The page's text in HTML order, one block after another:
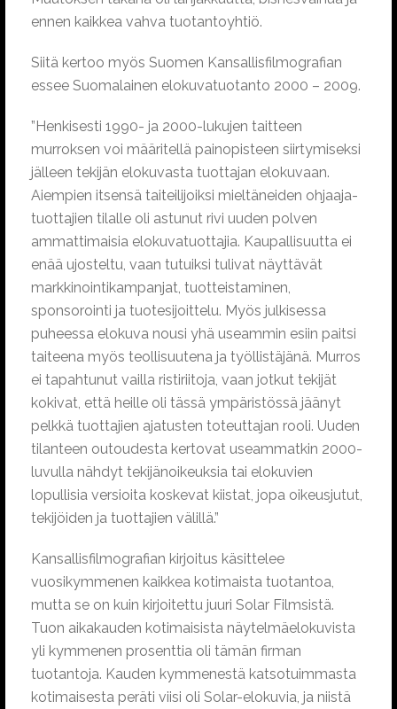
ennen kaikkea vahva tuotantoyhtiö.
Siitä kertoo myös Suomen Kansallisfilmografian
essee Suomalainen elokuvatuotanto 2000 – 2009.
”Henkisesti 1990- ja 2000-lukujen taitteen
murroksen voi määritellä painopisteen siirtymiseksi
jälleen tekijän elokuvasta tuottajan elokuvaan.
Aiempien itsensä taiteilijoiksi mieltäneiden ohjaaja-
tuottajien tilalle oli astunut rivi uuden polven
ammattimaisia elokuvatuottajia. Kaupallisuutta ei
enää ujosteltu, vaan tutuiksi tulivat näyttävät
markkinointikampanjat, tuotteistaminen,
sponsorointi ja tuotesijoittelu. Myös julkisessa
puheessa elokuva nousi yhä useammin esiin paitsi
taiteena myös teollisuutena ja työllistäjänä. Murros
ei tapahtunut vailla ristiriitoja, vaan jotkut tekijät
kokivat, että heille oli tässä ympäristössä jäänyt
pelkkä tuottajien ajatusten toteuttajan rooli. Uuden
tilanteen outoudesta kertovat useammatkin 2000-
luvulla nähdyt tekijänoikeuksia tai elokuvien
lopullisia versioita koskevat kiistat, jopa oikeusjutut,
tekijöiden ja tuottajien välillä.”
Kansallisfilmografian kirjoitus käsittelee
vuosikymmenen kaikkea kotimaista tuotantoa,
mutta se on kuin kirjoitettu juuri Solar Filmsistä.
Tuon aikakauden kotimaisista näytelmäelokuvista
yli kymmenen prosenttia oli tämän firman
tuotantoja. Kauden kymmenestä katsotuimmasta
kotimaisesta peräti viisi oli Solar-elokuvia, ja niistä